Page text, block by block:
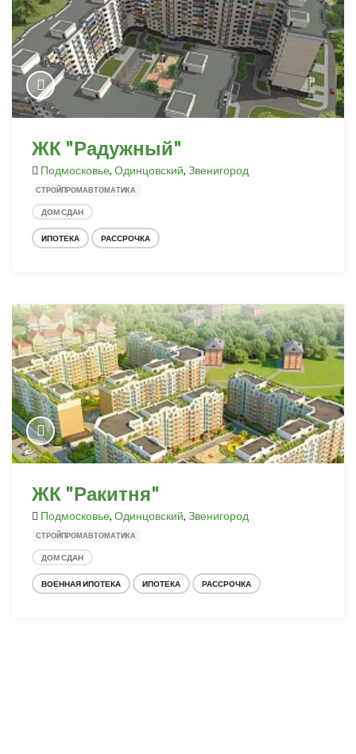
ЖК "Радужный"
Подмосковье, Одинцовский, Звенигород
СТРОЙПРОМАВТОМАТИКА
ДОМ СДАН
ИПОТЕКА РАССРОЧКА
ЖК "Ракитня"
Подмосковье, Одинцовский, Звенигород
СТРОЙПРОМАВТОМАТИКА
ДОМ СДАН
ВОЕННАЯ ИПОТЕКА ИПОТЕКА РАССРОЧКА